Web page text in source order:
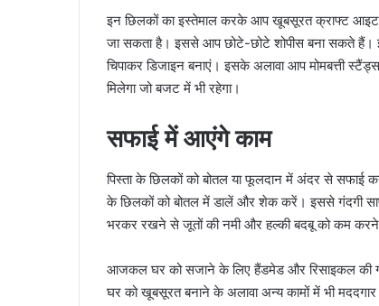
इन छिलकों का इस्तेमाल करके आप खूबसूरत क्राफ्ट आइटम
जा सकता है। इससे आप छोटे-छोटे शोपीस बना सकते हैं।
चिपाकर डिजाइन बनाएं। इसके अलावा आप मोमबत्ती
मिलेगा जो बजट में भी रहेगा।
सफाई में आएंगे काम
पिस्ता के छिलकों को बोतल या फूलदान में अंदर से सफाई
के छिलकों को बोतल में डालें और शेक करें। इससे गंदगी
भरकर रखने से जूतों की नमी और हल्की बदबू को कम
आजकल घर को सजाने के लिए हैंडमेड और रिसाइकल की
घर को खूबसूरत बनाने के अलावा अन्य कामों में भी